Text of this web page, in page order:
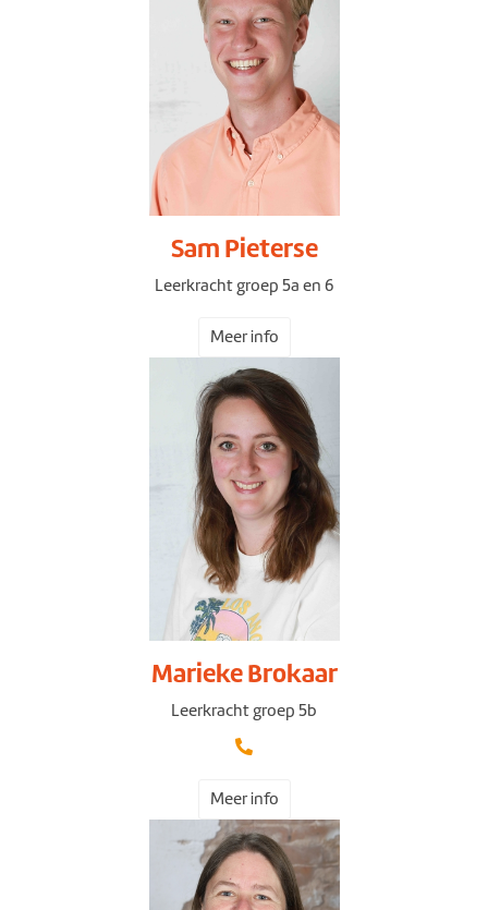
Sam Pieterse
Leerkracht groep 5a en 6
Meer info
Marieke Brokaar
Leerkracht groep 5b
Meer info